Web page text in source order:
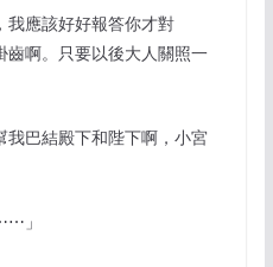
我應該好好報答你才對
啊。只要以後大人關照一
我巴結殿下和陛下啊，小宮
」